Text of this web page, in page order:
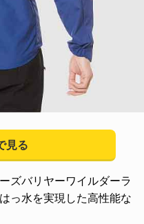
見る
ズバリヤーワイルダーラ
っ水を実現した高性能な